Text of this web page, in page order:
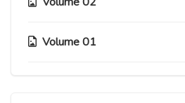
Capitolo 32
Capitolo 27
Capitolo 15.6
Capitolo 10
Volume 01